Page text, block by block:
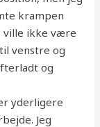
krampen
ville ikke være
venstre og
og
yderligere
Jeg